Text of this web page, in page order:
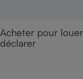
Acheter pour
déclarer